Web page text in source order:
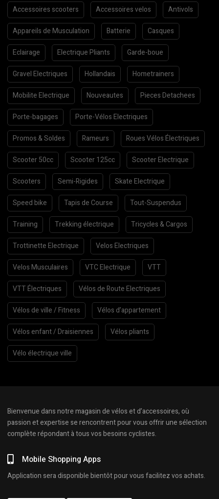
Accessoires scooters Accessoires velos Antivols
Appareils de Musculation Batterie Casques
Eclairage Electrique Pliants Garde-boue
Gravel Electriques Hollandais Hometrainers
Mobilite Electrique Nouveautes Pieces Detachees
Porte-bagages Porte-Vélos Electriques
Promos & Soldes Rameurs Roues Vélos Électriques
Scooter 50cc Scooter 125cc Scooter Electrique
Scooters Semi-Rigides Skate Electrique
Speed bike Tapis de Course Tout-Suspendus
Training Trekking électrique Tricycles & Cargos
Trottinette Electrique Velos Electriques
Velos Musculaires VTC Electrique VTT
VTT Électriques Vélos de Route Electriques
Vélos de ville / Fitness Vélos d’appartement
Vélos enfant / Draisiennes Vélos pliants
Vélo électrique ville
Bienvenue dans notre magasin de vélos et d’accessoires, où
passion et expertise se rencontrent pour vous offrir une sélection
complète répondant à tous vos besoins cyclistes.
Mobile Shopping Apps
Application sera disponible bientôt pour vous facilitez vos achats.